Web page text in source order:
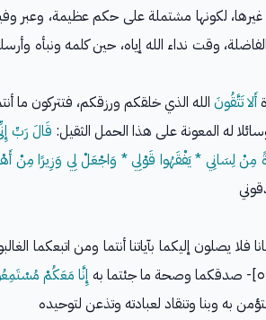
غيرها، لكونها مشتملة على حكم عظيمة،
وقت نداء الله إياه، حين كلمه ونبأه
أَلا تَتَّقُونَ الله الذي خلقكم ورزقكم، فتتركون ما
له المعونة على هذا الحمل الثقيل: قَالَ رَبِّ
لِسَانِي * يَفْقَهُوا قَوْلِي * وَاجْعَلْ لِي وَزِيرًا مِنْ
يصلون إليكما بآياتنا أنتما ومن اتبعكما
إِنَّا مَعَكُمْ
به وبنا وتنقاد لعبادته وتذعن لتوحيده